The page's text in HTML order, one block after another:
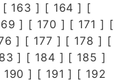
[ 163 ] [ 164 ] [
] [ 170 ] [ 171 ] [
] [ 177 ] [ 178 ] [
] [ 184 ] [ 185 ]
190 ] [ 191 ] [ 192